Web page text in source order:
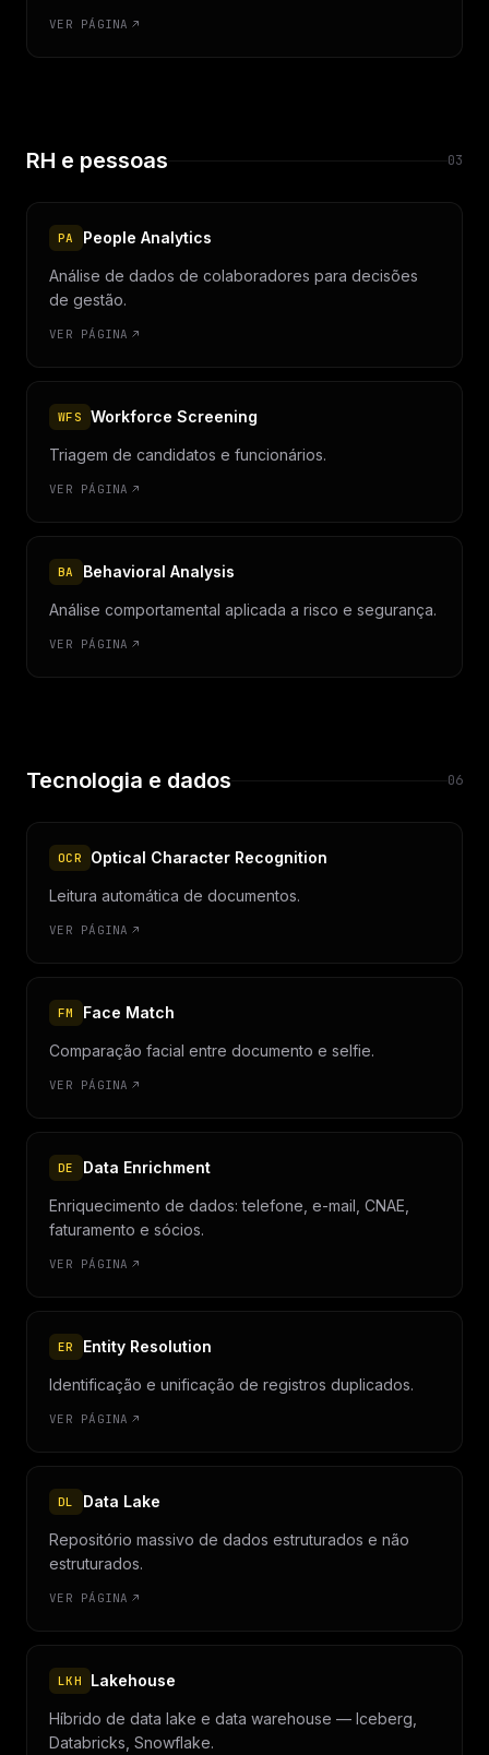
VER PÁGINA
RH e pessoas 03
PA People Analytics
Análise de dados de colaboradores para decisões
de gestão.
VER PÁGINA
WFS Workforce Screening
Triagem de candidatos e funcionários.
VER PÁGINA
BA Behavioral Analysis
Análise comportamental aplicada a risco e segurança.
VER PÁGINA
Tecnologia e dados 06
OCR Optical Character Recognition
Leitura automática de documentos.
VER PÁGINA
FM Face Match
Comparação facial entre documento e selfie.
VER PÁGINA
DE Data Enrichment
Enriquecimento de dados: telefone, e-mail, CNAE,
faturamento e sócios.
VER PÁGINA
ER Entity Resolution
Identificação e unificação de registros duplicados.
VER PÁGINA
DL Data Lake
Repositório massivo de dados estruturados e não
estruturados.
VER PÁGINA
LKH Lakehouse
Híbrido de data lake e data warehouse — Iceberg,
Databricks, Snowflake.